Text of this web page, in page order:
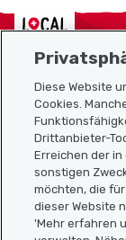
Localcities
Sitemap
Nützliche Links
Localcities
Diese Website
Cookies.
Drittanbieter-
Erreichen der
sonstigen
möchten, die
dieser Website
'Mehr erfahren